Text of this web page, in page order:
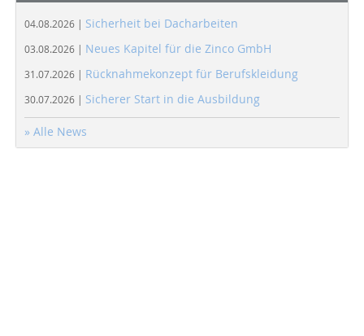
04.08.2026 | Sicherheit bei Dacharbeiten
03.08.2026 | Neues Kapitel für die Zinco GmbH
31.07.2026 | Rücknahmekonzept für Berufskleidung
30.07.2026 | Sicherer Start in die Ausbildung
» Alle News